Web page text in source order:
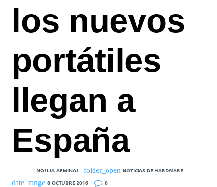
los nuevos
portátiles
llegan a
España
NOELIA ARMINAS
NOTICIAS DE HARDWARE
8 OCTUBRE 2016
0